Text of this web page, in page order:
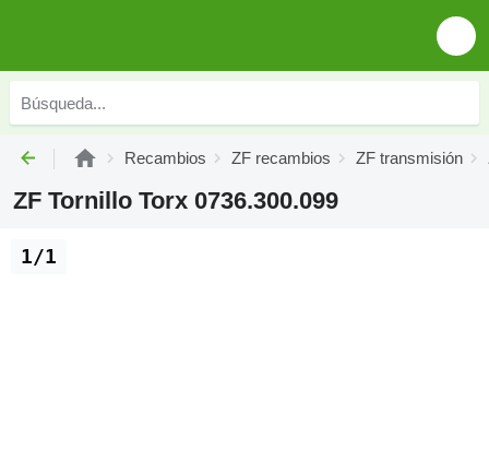
Recambios ZF recambios ZF transmisión
ZF Tornillo Torx 0736.300.099
1/1